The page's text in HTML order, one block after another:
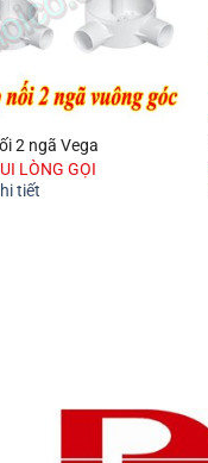
2 ngã Vega
LÒNG GỌI
tiết